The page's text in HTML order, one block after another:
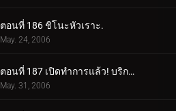
ตอนที่ 186 ชิโนะหัวเราะ.
May. 24, 2006
ตอนที่ 187 เปิดทำการแล้ว! บริการขนย้ายใบไม้
May. 31, 2006